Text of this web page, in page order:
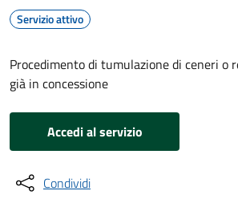
Servizio attivo
Procedimento di tumulazione di ceneri o
già in concessione
Accedi al servizio
Condividi